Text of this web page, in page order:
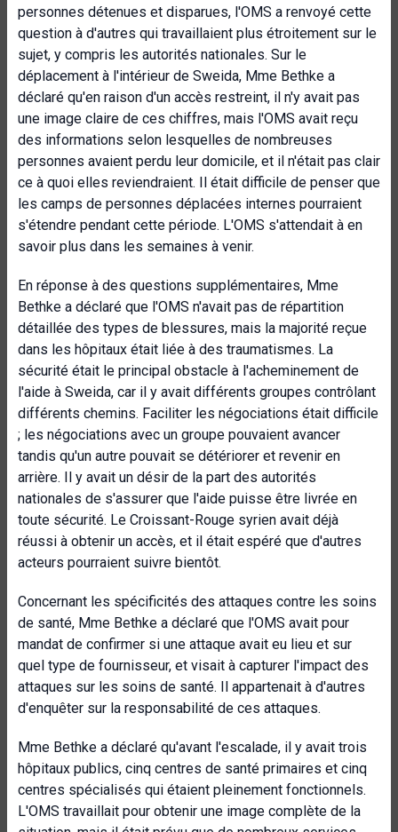
personnes détenues et disparues, l'OMS a renvoyé cette
question à d'autres qui travaillaient plus étroitement sur le
sujet, y compris les autorités nationales. Sur le
déplacement à l'intérieur de Sweida, Mme Bethke a
déclaré qu'en raison d'un accès restreint, il n'y avait pas
une image claire de ces chiffres, mais l'OMS avait reçu
des informations selon lesquelles de nombreuses
personnes avaient perdu leur domicile, et il n'était pas clair
ce à quoi elles reviendraient. Il était difficile de penser que
les camps de personnes déplacées internes pourraient
s'étendre pendant cette période. L'OMS s'attendait à en
savoir plus dans les semaines à venir.
En réponse à des questions supplémentaires, Mme
Bethke a déclaré que l'OMS n'avait pas de répartition
détaillée des types de blessures, mais la majorité reçue
dans les hôpitaux était liée à des traumatismes. La
sécurité était le principal obstacle à l'acheminement de
l'aide à Sweida, car il y avait différents groupes contrôlant
différents chemins. Faciliter les négociations était difficile
; les négociations avec un groupe pouvaient avancer
tandis qu'un autre pouvait se détériorer et revenir en
arrière. Il y avait un désir de la part des autorités
nationales de s'assurer que l'aide puisse être livrée en
toute sécurité. Le Croissant-Rouge syrien avait déjà
réussi à obtenir un accès, et il était espéré que d'autres
acteurs pourraient suivre bientôt.
Concernant les spécificités des attaques contre les soins
de santé, Mme Bethke a déclaré que l'OMS avait pour
mandat de confirmer si une attaque avait eu lieu et sur
quel type de fournisseur, et visait à capturer l'impact des
attaques sur les soins de santé. Il appartenait à d'autres
d'enquêter sur la responsabilité de ces attaques.
Mme Bethke a déclaré qu'avant l'escalade, il y avait trois
hôpitaux publics, cinq centres de santé primaires et cinq
centres spécialisés qui étaient pleinement fonctionnels.
L'OMS travaillait pour obtenir une image complète de la